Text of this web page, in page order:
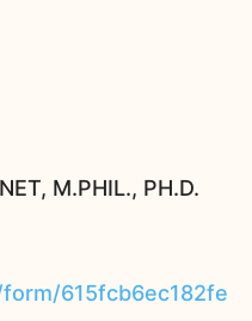
M.PHIL., PH.D.
615fcb6ec182fe